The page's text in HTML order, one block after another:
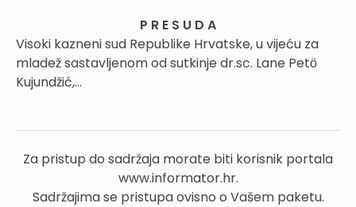
P R E S U D A
Visoki kazneni sud Republike Hrvatske, u vijeću za
mladež sastavljenom od sutkinje dr.sc. Lane Petӧ
Kujundžić,...
Za pristup do sadržaja morate biti korisnik portala
www.informator.hr.
Sadržajima se pristupa ovisno o Vašem paketu.